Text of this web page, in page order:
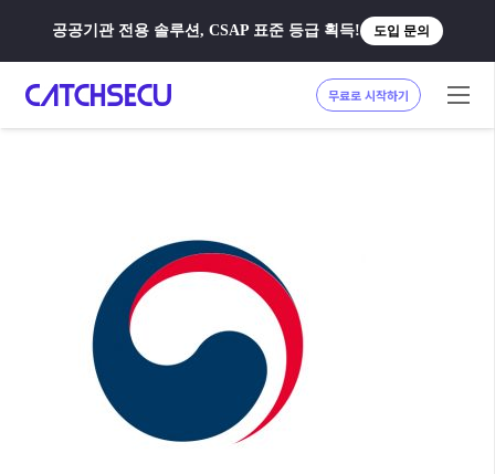
공공기관 전용 솔루션, CSAP 표준 등급 획득! 도입 문의
무료로 시작하기